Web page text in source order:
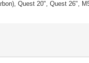
Quest 20", Quest 26",